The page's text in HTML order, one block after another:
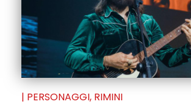
| PERSONAGGI, RIMINI